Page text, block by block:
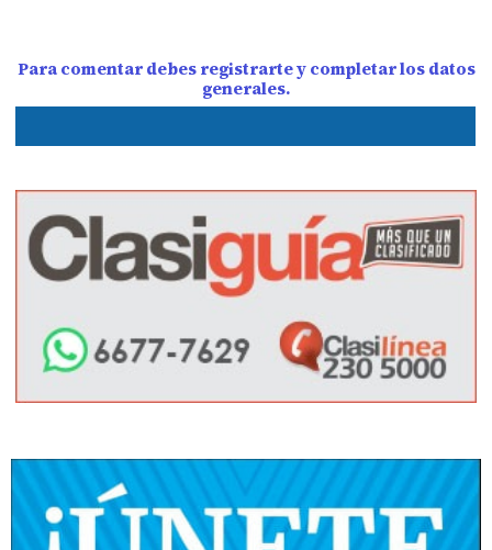
Para comentar debes registrarte y completar los datos
generales.